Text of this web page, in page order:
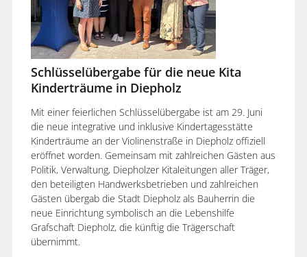
Schlüsselübergabe für die neue Kita
Kinderträume in Diepholz
Mit einer feierlichen Schlüsselübergabe ist am 29. Juni
die neue integrative und inklusive Kindertagesstätte
Kinderträume an der Violinenstraße in Diepholz offiziell
eröffnet worden. Gemeinsam mit zahlreichen Gästen aus
Politik, Verwaltung, Diepholzer Kitaleitungen aller Träger,
den beteiligten Handwerksbetrieben und zahlreichen
Gästen übergab die Stadt Diepholz als Bauherrin die
neue Einrichtung symbolisch an die Lebenshilfe
Grafschaft Diepholz, die künftig die Trägerschaft
übernimmt.